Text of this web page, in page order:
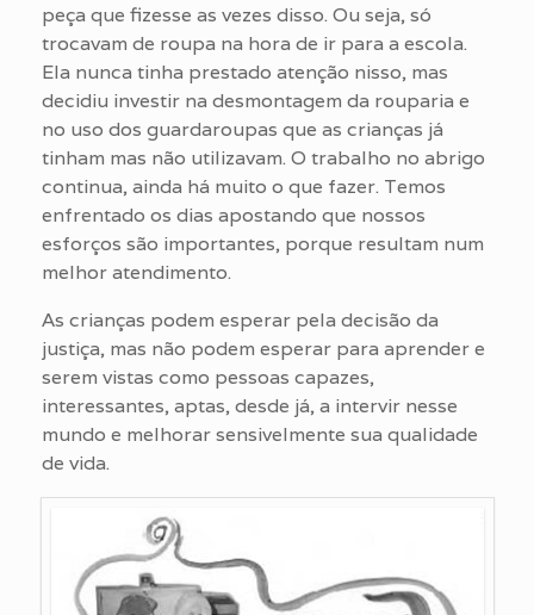
peça que fizesse as vezes disso. Ou seja, só
trocavam de roupa na hora de ir para a escola.
Ela nunca tinha prestado atenção nisso, mas
decidiu investir na desmontagem da rouparia e
no uso dos guardaroupas que as crianças já
tinham mas não utilizavam. O trabalho no abrigo
continua, ainda há muito o que fazer. Temos
enfrentado os dias apostando que nossos
esforços são importantes, porque resultam num
melhor atendimento.
As crianças podem esperar pela decisão da
justiça, mas não podem esperar para aprender e
serem vistas como pessoas capazes,
interessantes, aptas, desde já, a intervir nesse
mundo e melhorar sensivelmente sua qualidade
de vida.